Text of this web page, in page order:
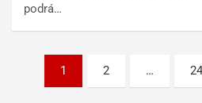
podrá…
1 2 …